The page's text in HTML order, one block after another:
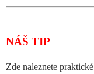
NÁŠ TIP
Zde naleznete praktické